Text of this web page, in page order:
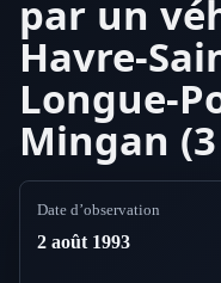
par un
Havre-
Longue-
Mingan
Date d’observation
2 août 1993